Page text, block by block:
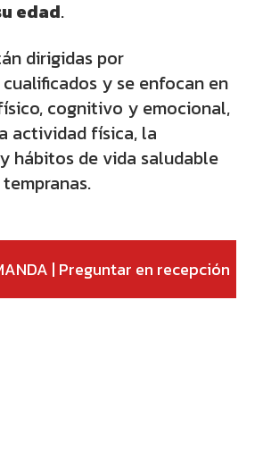
edad.
dirigidas por
y se enfocan en
cognitivo y emocional,
actividad física, la
hábitos de vida saludable
| Preguntar en recepción